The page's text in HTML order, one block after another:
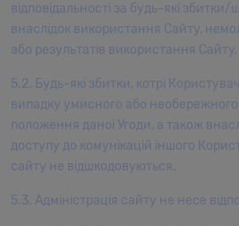
відповідальності за будь-які
внаслідок використання Сайту,
або результатів використання Сайту.
5.2. Будь-які збитки, котрі
випадку умисного або
положення даної Угоди, а також
доступу до комунікацій іншого
сайту не відшкодовуються.
5.3. Адміністрація сайту не несе
8. Печенье дабл "Груша-тимьян"
9. Пирожное "Апельсин-капучино"